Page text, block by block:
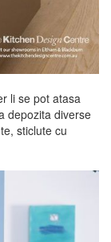
li se pot atasa
depozita diverse
sticlute cu